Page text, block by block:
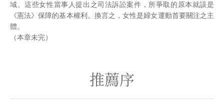
域。這些女性當事人提出之司法訴訟案件，所爭取的原本就該是
《憲法》保障的基本權利。換言之，女性是婦女運動首要關注之主
體。
（本章未完）
推薦序